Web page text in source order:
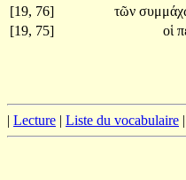
[19, 76]
τῶν
[19, 75]
οἱ
| Lecture | Liste du vocabulaire |